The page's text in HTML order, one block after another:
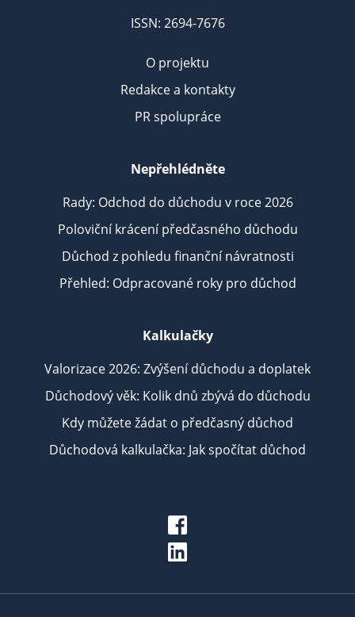
ISSN: 2694-7676
O projektu
Redakce a kontakty
PR spolupráce
Nepřehlédněte
Rady: Odchod do důchodu v roce 2026
Poloviční krácení předčasného důchodu
Důchod z pohledu finanční návratnosti
Přehled: Odpracované roky pro důchod
Kalkulačky
Valorizace 2026: Zvýšení důchodu a doplatek
Důchodový věk: Kolik dnů zbývá do důchodu
Kdy můžete žádat o předčasný důchod
Důchodová kalkulačka: Jak spočítat důchod